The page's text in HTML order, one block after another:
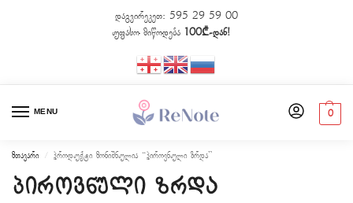
დაგვირეკეთ: 595 29 59 00
უფასო მიწოდება 100₾-დან!
MENU 0
მთავარი / პროდუქტი მონიშნულია “პიროვნული ზრდა”
პიროვნული ზრდა